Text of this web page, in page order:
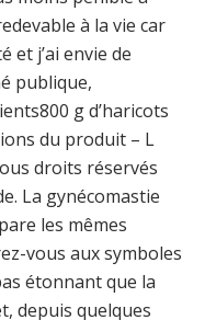
à la vie car
et j’ai envie de
publique,
g d’haricots
du produit – L
droits réservés
La gynécomastie
les mêmes
vous aux symboles
étonnant que la
depuis quelques